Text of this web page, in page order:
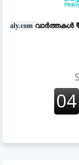
💬അയയ്ക്കാൻ |